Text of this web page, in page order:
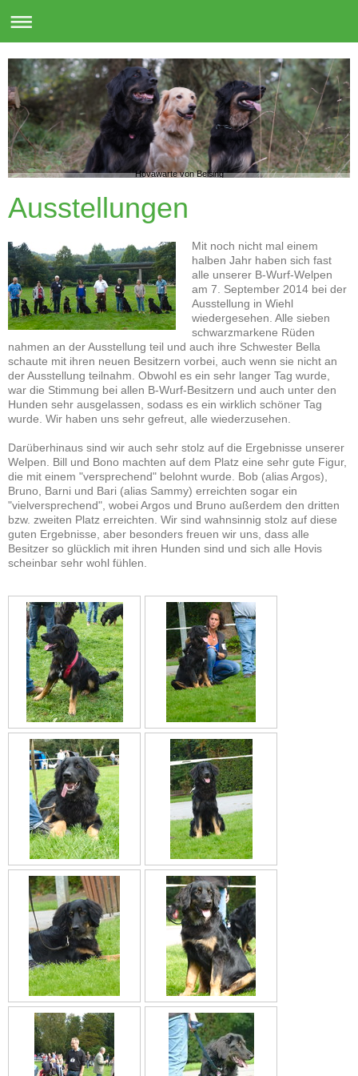
Hovawarte von Beising
Ausstellungen
Mit noch nicht mal einem
halben Jahr haben sich fast
alle unserer B-Wurf-Welpen
am 7. September 2014 bei der
Ausstellung in Wiehl
wiedergesehen. Alle sieben
schwarzmarkene Rüden
nahmen an der Ausstellung teil und auch ihre Schwester Bella
schaute mit ihren neuen Besitzern vorbei, auch wenn sie nicht an
der Ausstellung teilnahm. Obwohl es ein sehr langer Tag wurde,
war die Stimmung bei allen B-Wurf-Besitzern und auch unter den
Hunden sehr ausgelassen, sodass es ein wirklich schöner Tag
wurde. Wir haben uns sehr gefreut, alle wiederzusehen.
Darüberhinaus sind wir auch sehr stolz auf die Ergebnisse unserer
Welpen. Bill und Bono machten auf dem Platz eine sehr gute Figur,
die mit einem "versprechend" belohnt wurde. Bob (alias Argos),
Bruno, Barni und Bari (alias Sammy) erreichten sogar ein
"vielversprechend", wobei Argos und Bruno außerdem den dritten
bzw. zweiten Platz erreichten. Wir sind wahnsinnig stolz auf diese
guten Ergebnisse, aber besonders freuen wir uns, dass alle
Besitzer so glücklich mit ihren Hunden sind und sich alle Hovis
scheinbar sehr wohl fühlen.